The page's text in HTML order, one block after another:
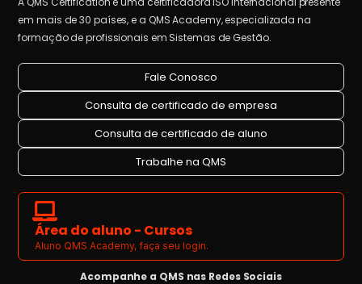
em mais de 30 países, e a QMS Academy, especializada na
formação de profissionais em Sistemas de Gestão.
Fale Conosco
Consulta de certificado de empresa
Consulta de certificado de aluno
Trabalhe na QMS
Área do aluno - Cursos
Aluno QMS Academy, faça seu login.
Acompanhe a QMS nas Redes Sociais